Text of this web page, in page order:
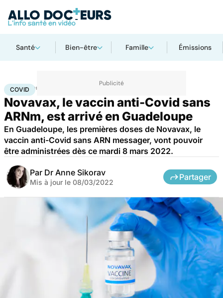
Santé Bien-être Famille Émissions
Accueil Santé
COVID
Novavax, le vaccin anti-Covid sans
ARNm, est arrivé en Guadeloupe
En Guadeloupe, les premières doses de Novavax, le
vaccin anti-Covid sans ARN messager, vont pouvoir
être administrées dès ce mardi 8 mars 2022.
Par Dr Anne Sikorav
Mis à jour le 08/03/2022
Partager